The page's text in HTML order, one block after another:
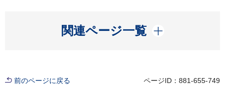
関連ページ一覧
開く
前のページに戻る ページID：881-655-749